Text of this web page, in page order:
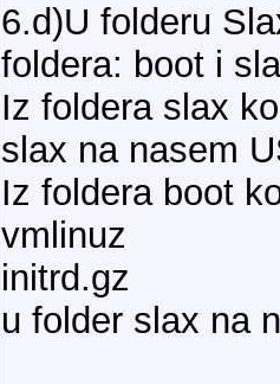
6.d)U folderu
foldera: boot i
Iz foldera slax
slax na nasem
Iz foldera boot
vmlinuz
initrd.gz
u folder slax na